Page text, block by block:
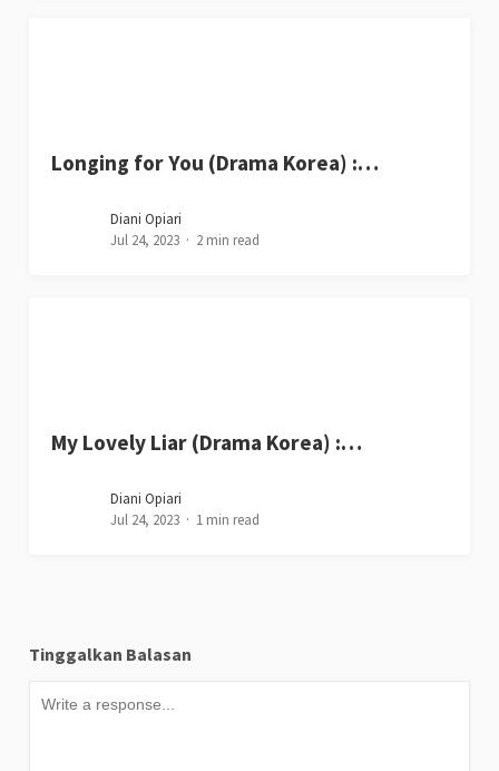
Longing for You (Drama Korea) :…
Diani Opiari
Jul 24, 2023
2 min read
My Lovely Liar (Drama Korea) :…
Diani Opiari
Jul 24, 2023
1 min read
Tinggalkan Balasan